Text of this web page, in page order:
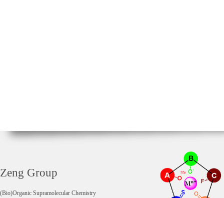
Zeng Group
(Bio)Organic Supramolecular Chemistry